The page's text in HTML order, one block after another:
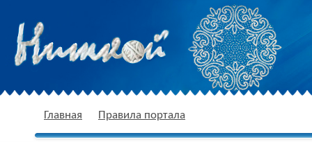
Главная Правила портала